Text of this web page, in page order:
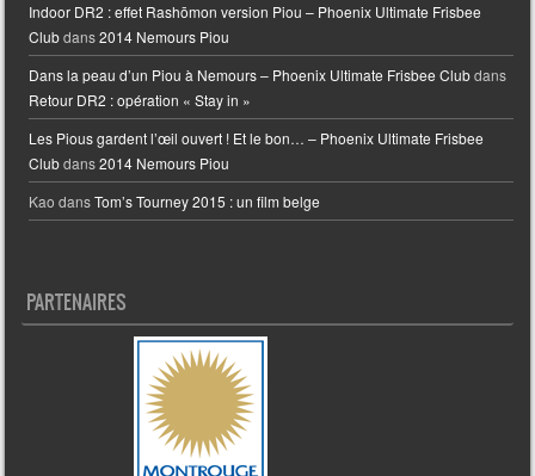
Indoor DR2 : effet Rashōmon version Piou – Phoenix Ultimate Frisbee
Clubdans2014 Nemours Piou
Dans la peau d’un Piou à Nemours – Phoenix Ultimate Frisbee Clubdans
Retour DR2 : opération « Stay in »
Les Pious gardent l’œil ouvert ! Et le bon… – Phoenix Ultimate Frisbee
Clubdans2014 Nemours Piou
Kao dansTom’s Tourney 2015 : un film belge
PARTENAIRES